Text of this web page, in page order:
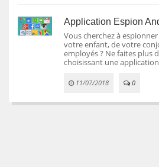
Application Espion
Vous cherchez à
votre enfant, de votre
employés ? Ne faites plus
choisissant une
11/07/2018 0